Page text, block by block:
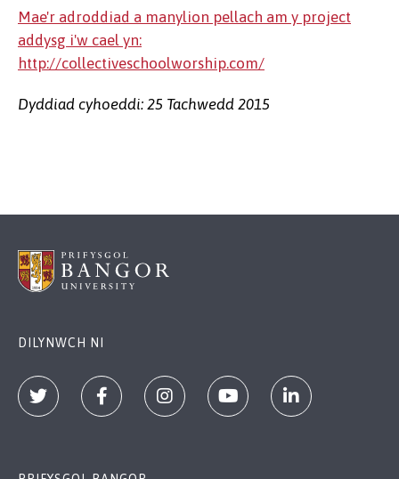
Mae'r adroddiad a manylion pellach am y project
addysg i'w cael yn:
http://collectiveschoolworship.com/
Dyddiad cyhoeddi: 25 Tachwedd 2015
DILYNWCH NI